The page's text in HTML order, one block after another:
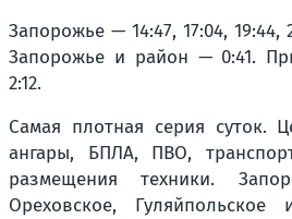
Запорожье — 14:47, 17:04, 19:44,
Запорожье и район — 0:41.
2:12.
Самая плотная серия суток.
ангары, БПЛА, ПВО,
размещения техники.
Ореховское, Гуляйпольское